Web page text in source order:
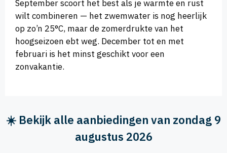
September scoort het best als je warmte en rust
wilt combineren — het zwemwater is nog heerlijk
op zo’n 25°C, maar de zomerdrukte van het
hoogseizoen ebt weg. December tot en met
februari is het minst geschikt voor een
zonvakantie.
☀️ Bekijk alle aanbiedingen van zondag 9
augustus 2026